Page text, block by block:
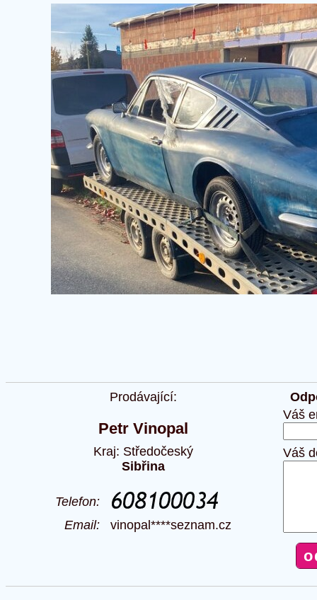
Prodávající:
Petr Vinopal
Kraj: Středočeský
Sibřina
Telefon:
Email: vinopal****seznam.cz
Váš
Váš